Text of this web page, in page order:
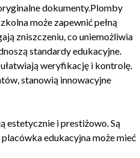
dokumenty.Plomby
może zapewnić pełną
zniszczeniu, co uniemożliwia
standardy edukacyjne.
weryfikację i kontrolę.
stanowią innowacyjne
i prestiżowo. Są
edukacyjna może mieć